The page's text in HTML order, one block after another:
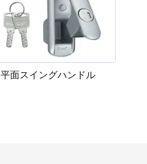
平面スイングハンドル